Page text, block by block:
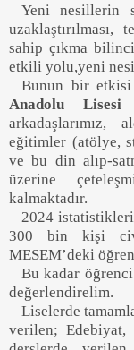
Yeni nesillerin
sahip çıkma
etkili yolu,yeni
Bunun bir etkisi
Anadolu Lisesi
arkadaşlarımız,
eğitimler (atölye,
ve bu din alıp-
üzerine
kalmaktadır.
2024
300 bin kişi
MESEM’deki
Bu kadar öğrenci
değerlendirelim.
Liselerde
verilen;